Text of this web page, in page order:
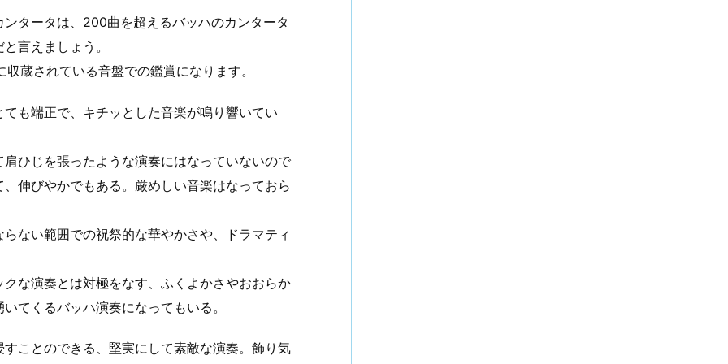
タータは、200曲を超えるバッハのカンタータ
言えましょう。
蔵されている音盤での鑑賞になります。
も端正で、キチッとした音楽が鳴り響いてい
ひじを張ったような演奏にはなっていないので
伸びやかでもある。厳めしい音楽はなっておら
ない範囲での祝祭的な華やかさや、ドラマティ
な演奏とは対極をなす、ふくよかさやおおらか
てくるバッハ演奏になってもいる。
ことのできる、堅実にして素敵な演奏。飾り気